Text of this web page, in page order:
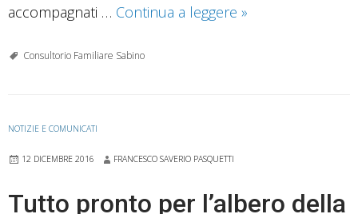
accompagnati … Continua a leggere Nel
»
Consultorio Familiare Sabino
NOTIZIE E COMUNICATI
12 DICEMBRE 2016 FRANCESCO SAVERIO PASQUETTI
Tutto pronto per l’albero della